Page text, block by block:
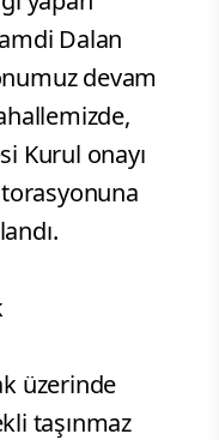
Dalan
devam
Kurul onayı
üzerinde
taşınmaz